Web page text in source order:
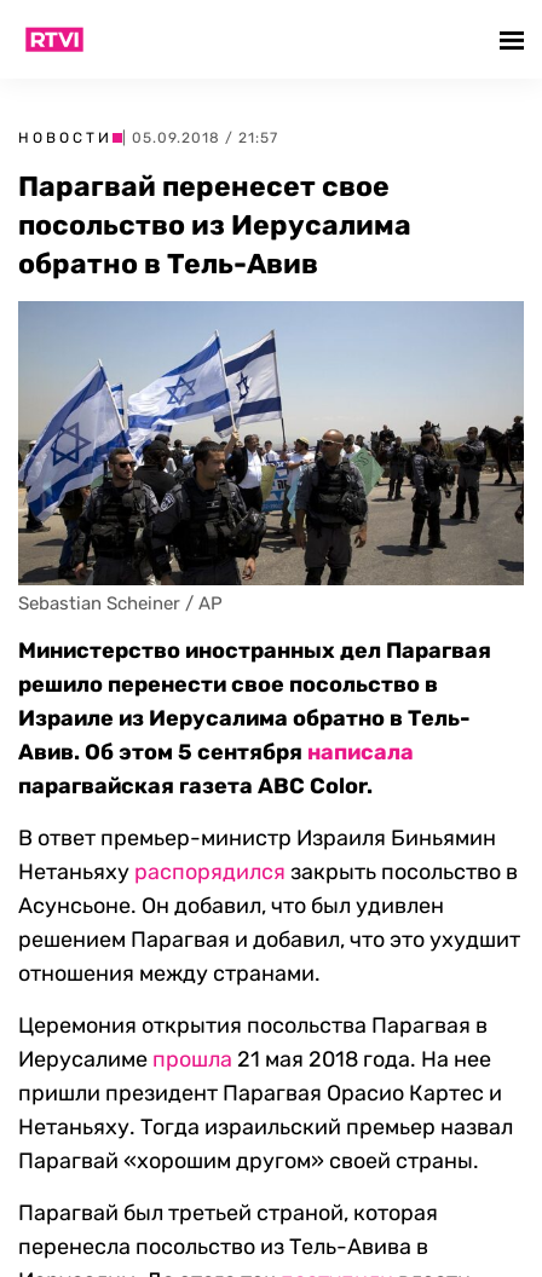
НОВОСТИ | 05.09.2018 / 21:57
Парагвай перенесет свое
посольство из Иерусалима
обратно в Тель-Авив
Sebastian Scheiner / AP
Министерство иностранных дел Парагвая
решило перенести свое посольство в
Израиле из Иерусалима обратно в Тель-
Авив. Об этом 5 сентября написала
парагвайская газета ABC Color.
В ответ премьер-министр Израиля Биньямин
Нетаньяху распорядился закрыть посольство в
Асунсьоне. Он добавил, что был удивлен
решением Парагвая и добавил, что это ухудшит
отношения между странами.
Церемония открытия посольства Парагвая в
Иерусалиме прошла 21 мая 2018 года. На нее
пришли президент Парагвая Орасио Картес и
Нетаньяху. Тогда израильский премьер назвал
Парагвай «хорошим другом» своей страны.
Парагвай был третьей страной, которая
перенесла посольство из Тель-Авива в